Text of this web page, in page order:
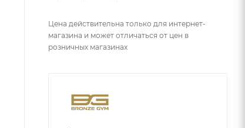
Цена действительна только для интернет-
магазина и может отличаться от цен в
розничных магазинах